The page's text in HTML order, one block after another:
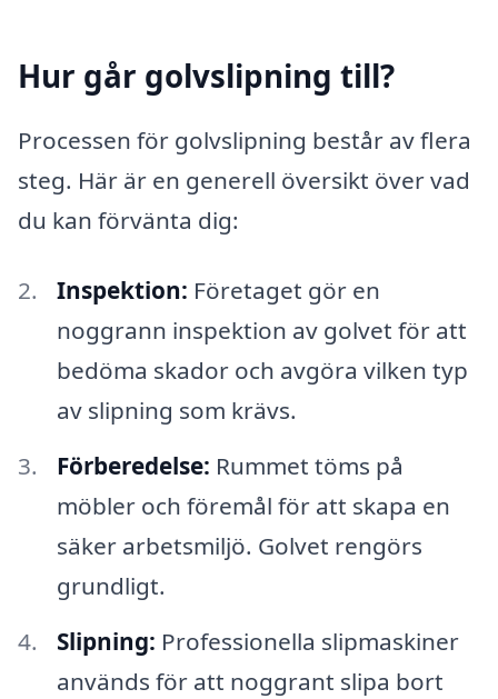
Hur går golvslipning till?
Processen för golvslipning består av flera
steg. Här är en generell översikt över vad
du kan förvänta dig:
Inspektion: Företaget gör en
noggrann inspektion av golvet för att
bedöma skador och avgöra vilken typ
av slipning som krävs.
Förberedelse: Rummet töms på
möbler och föremål för att skapa en
säker arbetsmiljö. Golvet rengörs
grundligt.
Slipning: Professionella slipmaskiner
används för att noggrant slipa bort